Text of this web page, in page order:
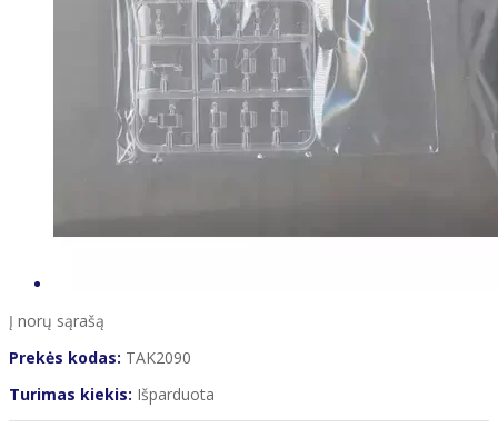
Į norų sąrašą
Prekės kodas: TAK2090
Turimas kiekis: Išparduota